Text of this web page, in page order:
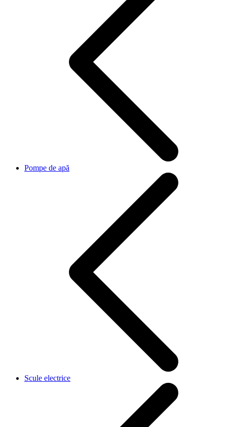
Pompe de apă
Scule electrice